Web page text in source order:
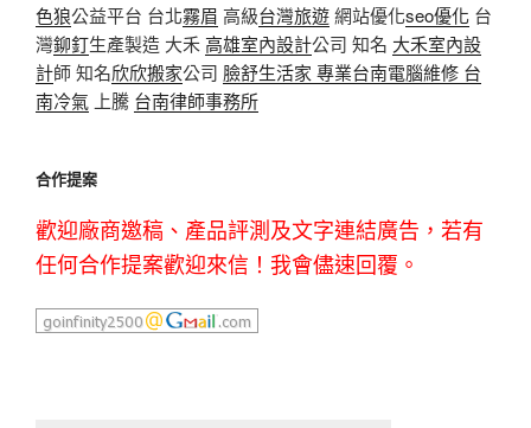
色狼公益平台 台北霧眉 高級台灣旅遊網站優化seo優化 台
灣鉚釘生產製造 大禾高雄室內設計公司 知名 大禾室內設
計師 知名欣欣搬家公司 臉舒生活家 專業台南電腦維修 台
南冷氣 上騰 台南律師事務所
合作提案
歡迎廠商邀稿、產品評測及文字連結廣告，若有
任何合作提案歡迎來信！我會儘速回覆。